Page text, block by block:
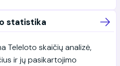
statistika
Teleloto skaičių analizė,
ir jų pasikartojimo